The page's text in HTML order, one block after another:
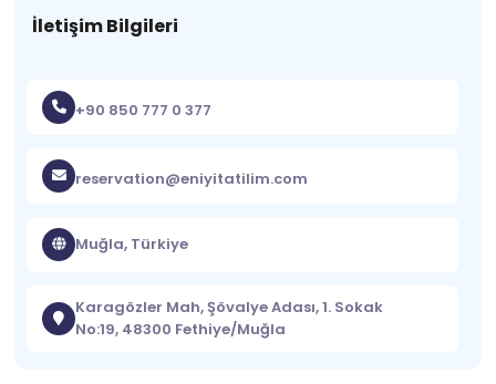
İletişim Bilgileri
+90 850 777 0 377
reservation@eniyitatilim.com
Muğla, Türkiye
Karagözler Mah, Şövalye Adası, 1. Sokak
No:19, 48300 Fethiye/Muğla